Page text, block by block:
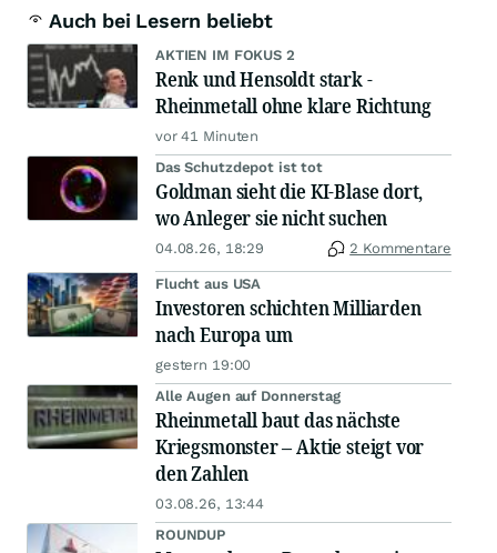
Auch bei Lesern beliebt
AKTIEN IM FOKUS 2
Renk und Hensoldt stark -
Rheinmetall ohne klare Richtung
vor 41 Minuten
Das Schutzdepot ist tot
Goldman sieht die KI-Blase dort,
wo Anleger sie nicht suchen
04.08.26, 18:29 2 Kommentare
Flucht aus USA
Investoren schichten Milliarden
nach Europa um
gestern 19:00
Alle Augen auf Donnerstag
Rheinmetall baut das nächste
Kriegsmonster – Aktie steigt vor
den Zahlen
03.08.26, 13:44
ROUNDUP